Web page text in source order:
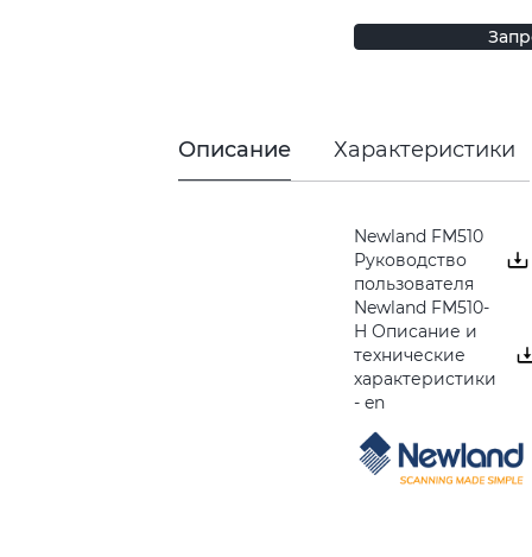
Описание Характеристики
Newland FM510
Руководство
пользователя
Newland FM510-
H Описание и
технические
характеристики
- en